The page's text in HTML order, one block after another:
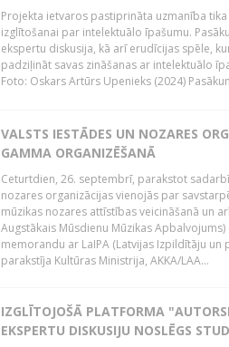
Projekta ietvaros pastiprināta uzmanība
izglītošanai par intelektuālo īpašumu.
ekspertu diskusija, kā arī erudīcijas spēle,
padziļināt savas zināšanas ar intelektuālo
Foto: Oskars Artūrs Upenieks (2024)
VALSTS IESTĀDES UN NOZARES
GAMMA ORGANIZĒŠANĀ
Ceturtdien, 26. septembrī, parakstot
nozares organizācijas vienojās par
mūzikas nozares attīstības veicināšanā un
Augstākais Mūsdienu Mūzikas
memorandu ar LaIPA (Latvijas Izpildītāju
parakstīja Kultūras Ministrija, AKKA/LAA...
IZGLĪTOJOŠĀ PLATFORMA
EKSPERTU DISKUSIJU NOSLĒGS